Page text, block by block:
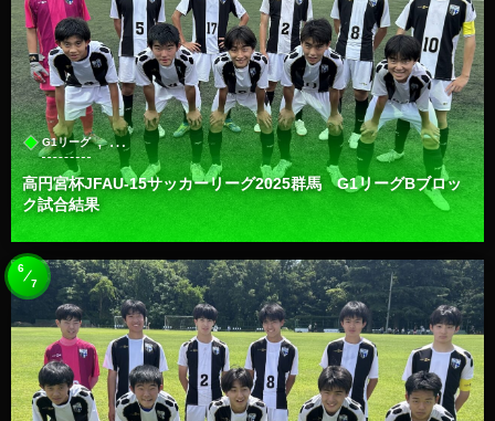
G1リーグ , …
高円宮杯JFAU-15サッカーリーグ2025群馬 G1リーグBブロッ
ク試合結果
6
7